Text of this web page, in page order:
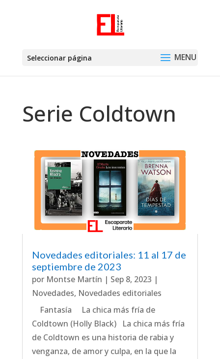
Seleccionar página
Serie Coldtown
Novedades editoriales: 11 al 17 de
septiembre de 2023
por Montse Martín | Sep 8, 2023 |
Novedades, Novedades editoriales
Fantasía La chica más fría de
Coldtown (Holly Black) La chica más fría
de Coldtown es una historia de rabia y
venganza, de amor y culpa, en la que la